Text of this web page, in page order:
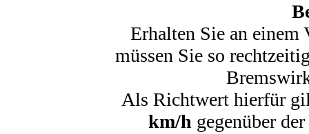
Erhalten Sie an
müssen Sie so
Als Richtwert hierfür
km/h gegenüber